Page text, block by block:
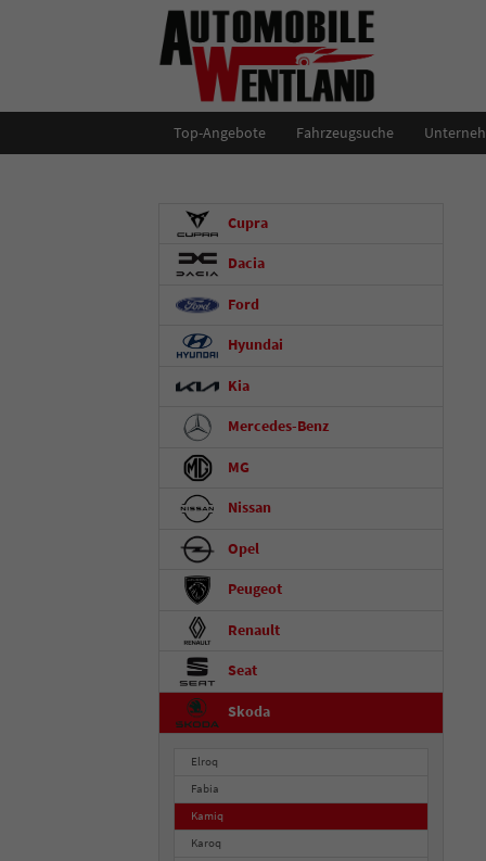
Top-Angebote Fahrzeugsuche
Cupra
Dacia
Ford
Hyundai
Kia
Mercedes-Benz
MG
Nissan
Opel
Peugeot
Renault
Seat
Skoda
Elroq
Fabia
Kamiq
Karoq